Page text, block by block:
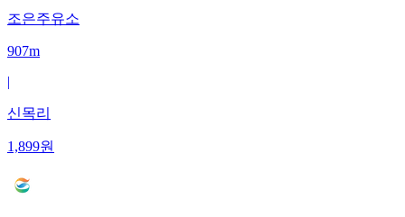
조은주유소
907m
|
신목리
1,899원